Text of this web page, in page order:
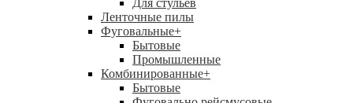
Для стульев
Ленточные пилы
Фуговальные+
Бытовые
Промышленные
Комбинированные+
Бытовые